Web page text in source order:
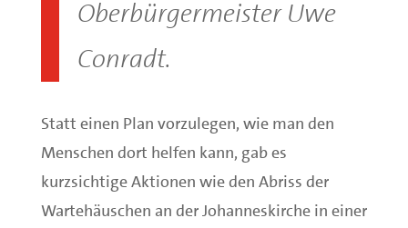
Oberbürgermeister Uwe
Conradt.
Statt einen Plan vorzulegen, wie man den
Menschen dort helfen kann, gab es
kurzsichtige Aktionen wie den Abriss der
Wartehäuschen an der Johanneskirche in einer